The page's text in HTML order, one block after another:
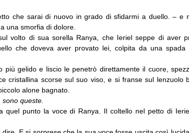
che sarai di nuovo in grado di sfidarmi a duello. – e
una smorfia di dolore.
volto di sua sorella Ranya, che Ieriel seppe di aver
che doveva aver provato lei, colpita da una spada
più gelido e liscio le penetrò direttamente il cuore,
cristallina scorse sul suo viso, e si franse sul lenzuolo
alone bagnato.
queste.
quel punto la voce di Ranya. Il coltello nel petto di